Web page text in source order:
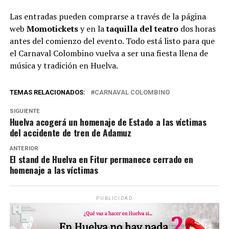
Las entradas pueden comprarse a través de la página
web Momoticketsy en lataquilla del teatrodos horas
antes del comienzo del evento. Todo está listo para que
el Carnaval Colombino vuelva a ser una fiesta llena de
música y tradición en Huelva.
TEMAS RELACIONADOS: CARNAVAL COLOMBINO
SIGUIENTE
Huelva acogerá un homenaje de Estado a las víctimas
del accidente de tren de Adamuz
ANTERIOR
El stand de Huelva en Fitur permanece cerrado en
homenaje a las víctimas
PUBLICIDAD